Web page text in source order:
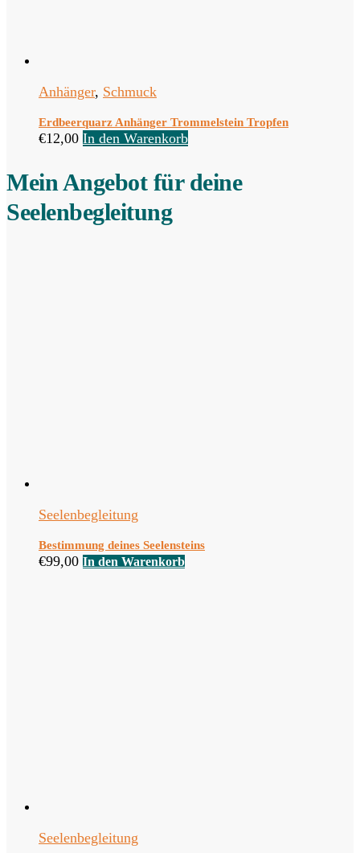
Anhänger, Schmuck
Erdbeerquarz Anhänger Trommelstein Tropfen
€12,00 In den Warenkorb
Mein Angebot für deine
Seelenbegleitung
Seelenbegleitung
Bestimmung deines Seelensteins
€99,00 In den Warenkorb
Seelenbegleitung